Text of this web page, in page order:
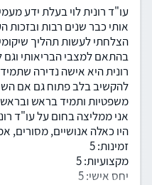
עו"ד רונית לוי בעלת ידע
אותי כבר שנים רבות ובזכות
הצלחתי לעשות תהליך
בהתאם למצבי הבריאותי
רונית היא אישה נדירה
להקשיב בלב פתוח גם אם
משפטיות ותמיד בראש
אני ממליצה בחום על עו"ד
היו כאלה אנושיים, מסורים,
זמינות: 5
מקצועיות: 5
יחס אישי: 5